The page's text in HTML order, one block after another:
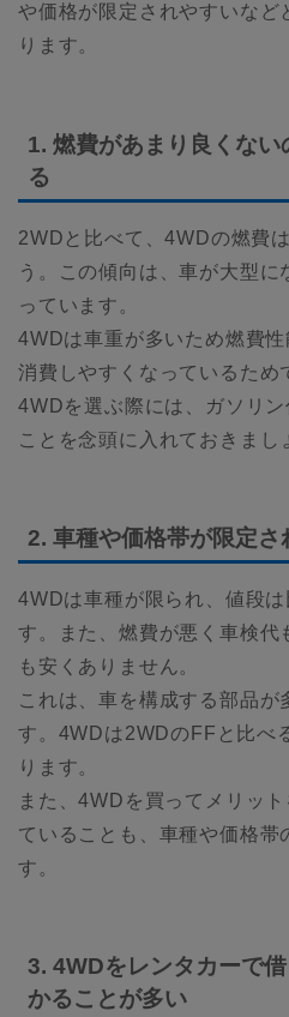
や価格が限定されやすいなど
ります。
1. 燃費があまり良くな
る
2WDと比べて、4WDの燃費
う。この傾向は、車が大型に
っています。
4WDは車重が多いため燃費
消費しやすくなっているため
4WDを選ぶ際には、ガソリ
ことを念頭に入れておきまし
2. 車種や価格帯が限定さ
4WDは車種が限られ、値段
す。また、燃費が悪く車検代
も安くありません。
これは、車を構成する部品が
す。4WDは2WDのFFと比べ
ります。
また、4WDを買ってメリッ
ていることも、車種や価格帯
す。
3. 4WDをレンタカーで
かることが多い